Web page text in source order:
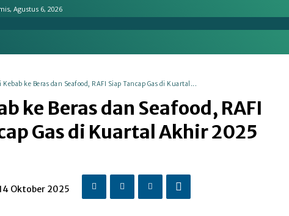
Agustus 6, 2026
Kebab ke Beras dan Seafood, RAFI Siap Tancap Gas di Kuartal...
ke Beras dan Seafood, RAFI
Gas di Kuartal Akhir 2025
Oktober 2025